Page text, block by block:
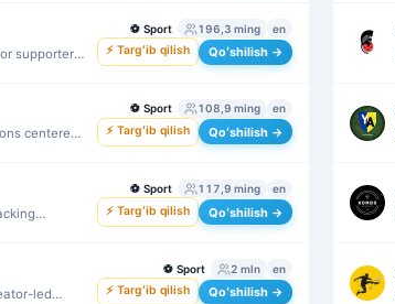
supporters
⚽ Sport 196,3 ming en
⚡ Targʻib qilish Qoʻshilish →
centered
⚽ Sport 108,9 ming en
⚡ Targʻib qilish Qoʻshilish →
⚽ Sport 117,9 ming en
⚡ Targʻib qilish Qoʻshilish →
led
⚽ Sport 2 mln en
⚡ Targʻib qilish Qoʻshilish →